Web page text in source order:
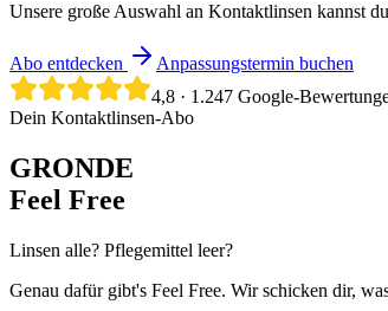
Unsere große Auswahl an Kontaktlinsen kannst
Abo entdecken
Anpassungstermin buchen
4,8 · 1.247 Google-
Dein Kontaktlinsen-Abo
GRONDE
Feel Free
Linsen alle? Pflegemittel leer?
Genau dafür gibt's Feel Free. Wir schicken dir,